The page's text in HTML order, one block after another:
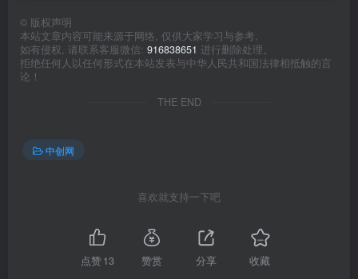
© 版权声明
本站文章内容可能来源于网络, 仅供大家学习与参考,
如有侵权, 请联系客服微信: 916838651 进行删除处理。
拒绝任何人以任何形式在本站发表与中华人民共和国法律相抵触的言
论！
THE END
中创网
喜欢就支持一下吧
点赞13 赞赏 分享 收藏